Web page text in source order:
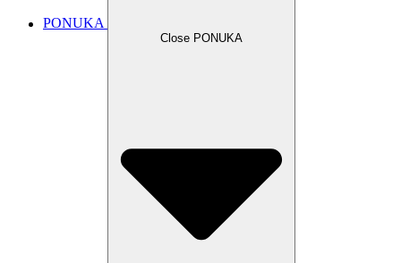
PONUKA
Close PONUKA